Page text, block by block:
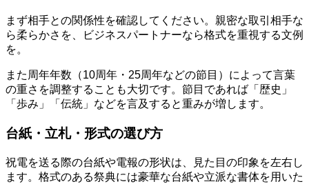
まず相手との関係性を確認してください。親密な取引相手な
ら柔らかさを、ビジネスパートナーなら格式を重視する文例
を。
また周年年数（10周年・25周年などの節目）によって言葉
の重さを調整することも大切です。節目であれば「歴史」
「歩み」「伝統」などを言及すると重みが増します。
台紙・立札・形式の選び方
祝電を送る際の台紙や電報の形状は、見た目の印象を左右し
ます。格式のある祭典には豪華な台紙や立派な書体を用いた